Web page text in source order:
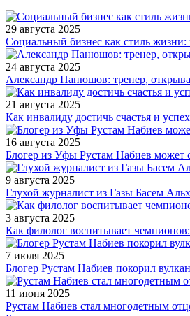
29 августа 2025
Социальный бизнес как стиль жизни:
24 августа 2025
Александр Панюшов: тренер,
21 августа 2025
Как инвалиду достичь счастья и
16 августа 2025
Блогер из Уфы Рустам Набиев может
9 августа 2025
Глухой журналист из Газы Басем
3 августа 2025
Как филолог воспитывает
7 июля 2025
Блогер Рустам Набиев покорил
11 июня 2025
Рустам Набиев стал многодетным